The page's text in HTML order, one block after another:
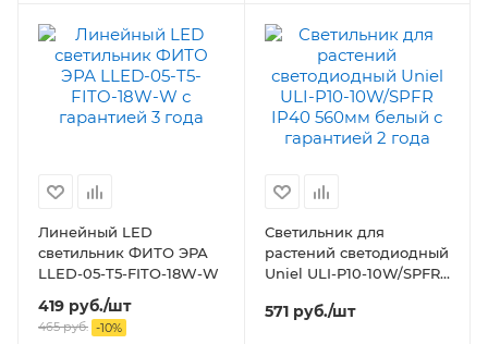
Линейный LED
светильник ФИТО ЭРА
LLED-05-T5-FITO-18W-W
419 руб./шт
465руб. -10%
Светильник для
растений светодиодный
Uniel ULI-P10-10W/SPFR
571руб./шт